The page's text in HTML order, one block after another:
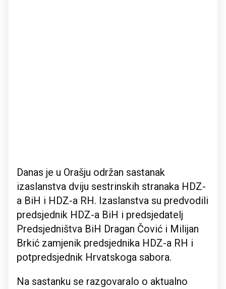
Danas je u Orašju održan sastanak
izaslanstva dviju sestrinskih stranaka HDZ-
a BiH i HDZ-a RH. Izaslanstva su predvodili
predsjednik HDZ-a BiH i predsjedatelj
Predsjedništva BiH Dragan Čović i Milijan
Brkić zamjenik predsjednika HDZ-a RH i
potpredsjednik Hrvatskoga sabora.
Na sastanku se razgovaralo o aktualno